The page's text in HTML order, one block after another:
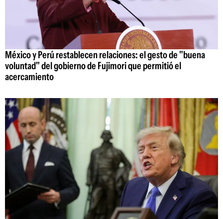
México y Perú restablecen relaciones: el gesto de "buena
voluntad" del gobierno de Fujimori que permitió el
acercamiento